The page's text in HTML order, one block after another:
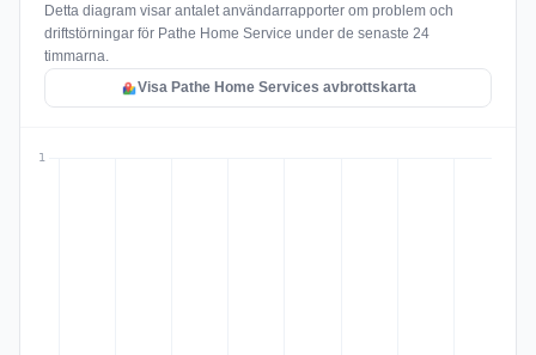
Detta diagram visar antalet användarrapporter om problem och
driftstörningar för Pathe Home Service under de senaste 24
timmarna.
Visa Pathe Home Services avbrottskarta